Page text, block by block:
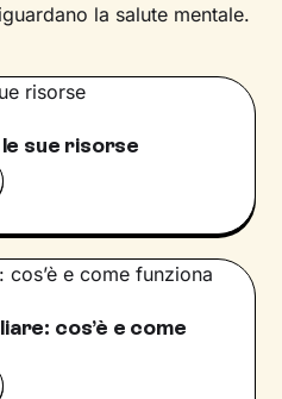
la salute mentale.
sue risorse
cos’è e come